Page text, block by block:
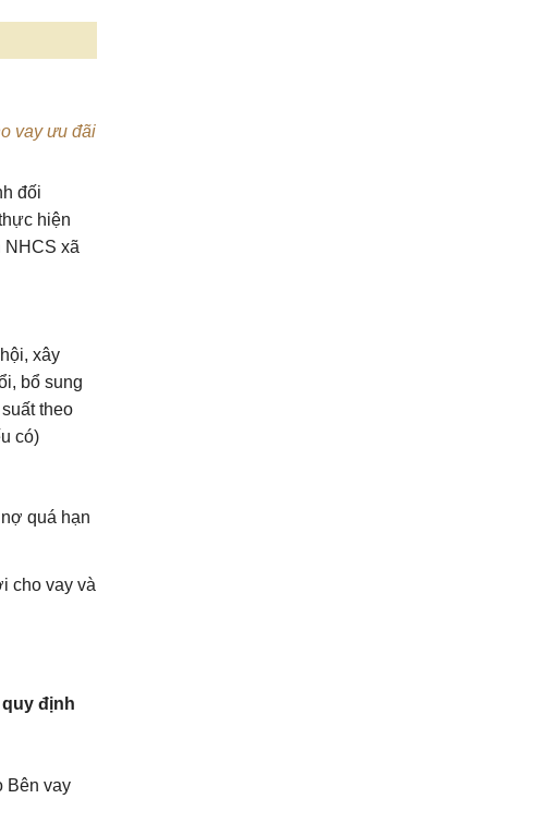
vay ưu đãi
đối
hiện
NHCS xã
xây
bổ sung
theo
có)
quá hạn
cho vay và
định
Bên vay